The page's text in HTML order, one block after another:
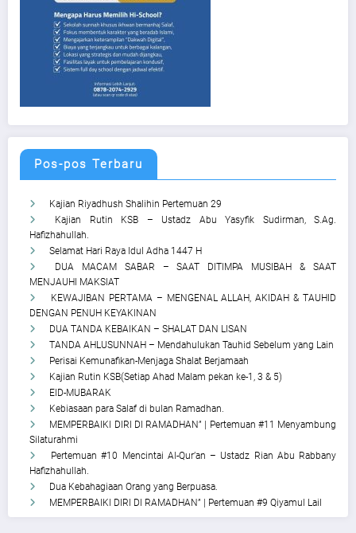
Pos-pos Terbaru
Kajian Riyadhush Shalihin Pertemuan 29
Kajian Rutin KSB – Ustadz Abu Yasyfik Sudirman, S.Ag.
Hafizhahullah.
Selamat Hari Raya Idul Adha 1447 H
DUA MACAM SABAR – SAAT DITIMPA MUSIBAH & SAAT
MENJAUHI MAKSIAT
KEWAJIBAN PERTAMA – MENGENAL ALLAH, AKIDAH & TAUHID
DENGAN PENUH KEYAKINAN
DUA TANDA KEBAIKAN – SHALAT DAN LISAN
TANDA AHLUSUNNAH – Mendahulukan Tauhid Sebelum yang Lain
Perisai Kemunafikan-Menjaga Shalat Berjamaah
Kajian Rutin KSB(Setiap Ahad Malam pekan ke-1, 3 & 5)
EID-MUBARAK
Kebiasaan para Salaf di bulan Ramadhan.
MEMPERBAIKI DIRI DI RAMADHAN” | Pertemuan #11 Menyambung
Silaturahmi
Pertemuan #10 Mencintai Al-Qur’an – Ustadz Rian Abu Rabbany
Hafizhahullah.
Dua Kebahagiaan Orang yang Berpuasa.
MEMPERBAIKI DIRI DI RAMADHAN” | Pertemuan #9 Qiyamul Lail